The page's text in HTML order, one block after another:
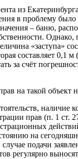
из
в проблему
– баню,
«заступа»
составляет
за счёт
на такой
прав (п. 1
на
подачи
регулярно